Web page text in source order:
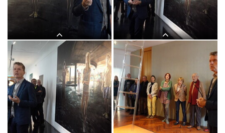
Ausstellung "GOTT HAT KEIN
MUSEUM", KULTUMUSEUM Graz,
Ausstellung "GOTT HAT KEIN
MUSEUM", KULTUMUSEUM Graz,
8.11.2025
"Letzte Dinge": 3. Themenführung mit
Kurator Johannes Rauchenberger in der
Ausstellung "GOTT HAT KEIN
MUSEUM", KULTUMUSEUM Graz,
8.11.2025
"Letzte Dinge": 3. Themenführung mit
Kurator Johannes Rauchenberger in der
Ausstellung "GOTT HAT KEIN
MUSEUM", KULTUMUSEUM Graz,
8.11.2025